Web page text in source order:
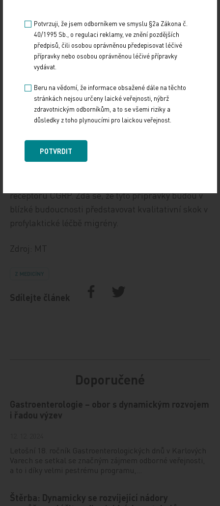
cervikálním komplexu. Koncentrace CGRP je
značně zvýšena v krvi z vena jugularis externa, ale
nikoliv v krvi z kubitální žíly u pacientů během
atak migrény. Sumatriptan, který potlačuje bolest
při atace migrény, normalizuje koncentraci CGRP.
Intravenózní injekce CGRP vyvolává migrenózní
bolest hlavy u migreniků, ale nikoliv u kontrolních
jedinců. To vše ukazuje na příčinnou úlohu
Na základě znalosti o úloze CGRP v patogenezi
receptoru CGRP. Zdá se, že tyto přípravky budou v
blízké budoucnosti představovat kvalitativní skok v
profylaktické léčbě migrény.
Zdroj: MT
Z MEDICÍNY
Sdílejte článek
Doporučené
Gastroenterologie – obor s dynamickým rozvojem
i řadou výzev
Letošní 18. ročník Gastroenterologických dnů v Karlových
Varech se setkal se značným zájmem odborné veřejnosti,
a to i díky velmi pestrému programu,…
Štěrba: Dynamicky se rozvíjející nádory
Potvrzuji, že jsem odborníkem ve smyslu §2a Zákona č.
40/1995 Sb., o regulaci reklamy, ve znění pozdějších
předpisů, čili osobou oprávněnou předepisovat léčivé
přípravky nebo osobou oprávněnou léčivé přípravky
vydávat.
Beru na vědomí, že informace obsažené dále na těchto
stránkách nejsou určeny laické veřejnosti, nýbrž
zdravotnickým odborníkům, a to se všemi riziky a
důsledky z toho plynoucími pro laickou veřejnost.
POTVRDIT